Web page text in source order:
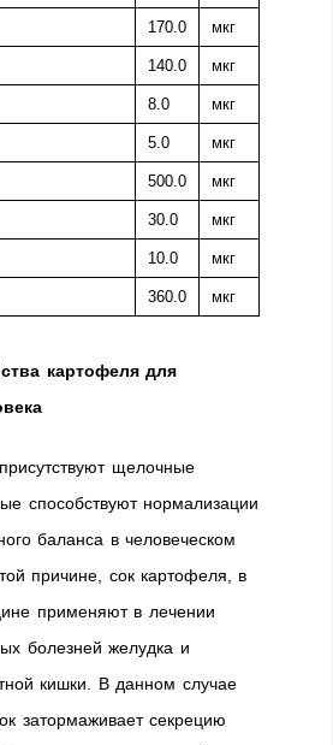
170.0 мкг
140.0 мкг
8.0 мкг
5.0 мкг
500.0 мкг
30.0 мкг
10.0 мкг
360.0 мкг
картофеля для
щелочные
способствуют нормализации
баланса в человеческом
причине, сок картофеля, в
применяют в лечении
болезней желудка и
кишки. В данном случае
затормаживает секрецию